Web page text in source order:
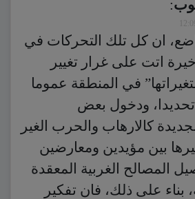
:
ان كل تلك التحركات في
اتت على غرار تغيير
في المنطقة عموما
ودخول بعض
كالارهاب والحرب الغير
بين مؤيدين ومعارضين
المصالح الغربية المعقدة
بناء على ذلك، فان تفكير